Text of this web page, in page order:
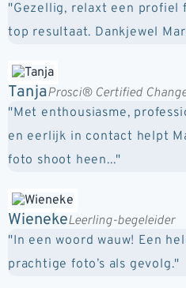
"Gezellig, relaxt een profiel
top resultaat. Dankjewel
TanjaProsci® Certified
"Met enthousiasme,
en eerlijk in contact helpt
foto shoot heen..."
WienekeLeerling-begeleider
"In een woord wauw! Een
prachtige foto’s als gevolg."